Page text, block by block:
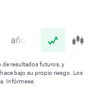
año
de resultados futuros, y
bajo su propio riesgo. Los
Infórmese.